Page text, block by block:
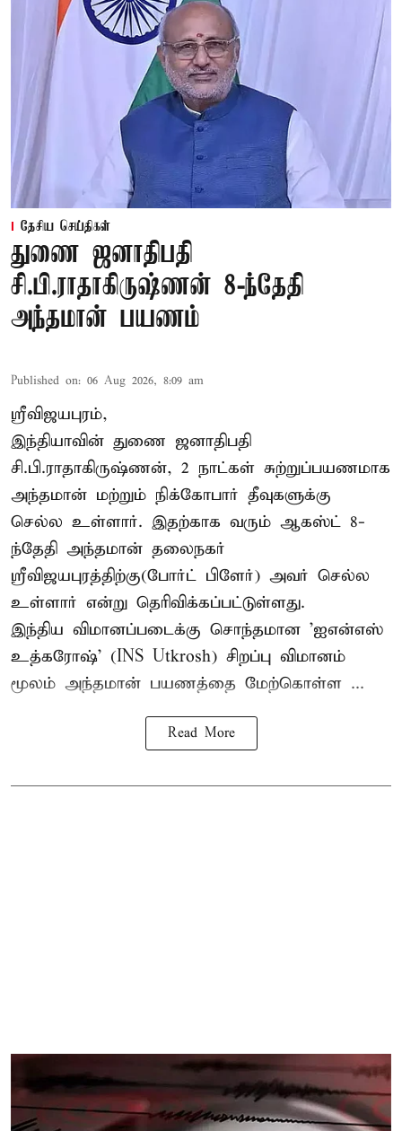
தேசிய செய்திகள்
துணை ஜனாதிபதி
சி.பி.ராதாகிருஷ்ணன் 8-ந்தேதி
அந்தமான் பயணம்
Published on: 06 Aug 2026, 8:09 am
ஸ்ரீவிஜயபுரம்,
இந்தியாவின் துணை ஜனாதிபதி
சி.பி.ராதாகிருஷ்ணன், 2 நாட்கள் சுற்றுப்பயணமாக
அந்தமான் மற்றும் நிக்கோபார் தீவுகளுக்கு
செல்ல உள்ளார். இதற்காக வரும் ஆகஸ்ட் 8-
ந்தேதி அந்தமான் தலைநகர்
ஸ்ரீவிஜயபுரத்திற்கு(போர்ட் பிளேர்) அவர் செல்ல
உள்ளார் என்று தெரிவிக்கப்பட்டுள்ளது.
இந்திய விமானப்படைக்கு சொந்தமான 'ஐஎன்எஸ்
உத்கரோஷ்' (INS Utkrosh) சிறப்பு விமானம்
மூலம் அந்தமான் பயணத்தை மேற்கொள்ள ...
Read More